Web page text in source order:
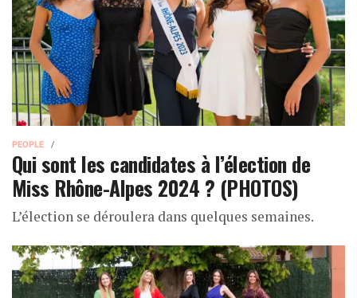
PEOPLE
Qui sont les candidates à l’élection de
Miss Rhône-Alpes 2024 ? (PHOTOS)
L’élection se déroulera dans quelques semaines.